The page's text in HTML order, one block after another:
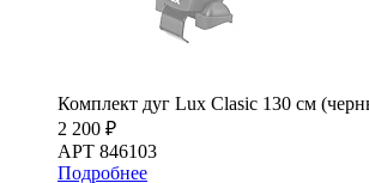
Комплект дуг Lux Clasic 130 см
2 200 ₽
АРТ 846103
Подробнее